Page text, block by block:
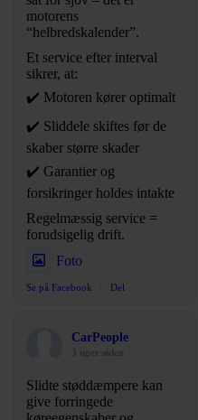
motorens
“helbredskalender”.
Et service efter interval
sikrer, at:
✔️ Motoren kører optimalt
✔️ Sliddele skiftes før de
skaber større skader
✔️ Garantier og
forsikringer holdes intakte
Regelmæssig service =
forudsigelig drift.
Foto
Se på Facebook · Del
CarPeople
3 uger siden
Slidte støddæmpere kan
give forringede